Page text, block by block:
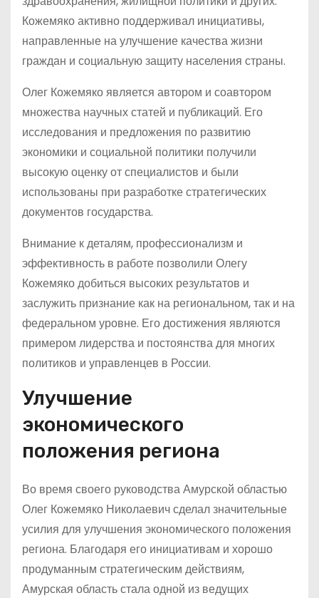
Кожемяко активно поддерживал инициативы,
направленные на улучшение качества жизни
граждан и социальную защиту населения страны.
Олег Кожемяко является автором и соавтором
множества научных статей и публикаций. Его
исследования и предложения по развитию
экономики и социальной политики получили
высокую оценку от специалистов и были
использованы при разработке стратегических
документов государства.
Внимание к деталям, профессионализм и
эффективность в работе позволили Олегу
Кожемяко добиться высоких результатов и
заслужить признание как на региональном, так и на
федеральном уровне. Его достижения являются
примером лидерства и постоянства для многих
политиков и управленцев в России.
Улучшение
экономического
положения региона
Во время своего руководства Амурской областью
Олег Кожемяко Николаевич сделал значительные
усилия для улучшения экономического положения
региона. Благодаря его инициативам и хорошо
продуманным стратегическим действиям,
Амурская область стала одной из ведущих